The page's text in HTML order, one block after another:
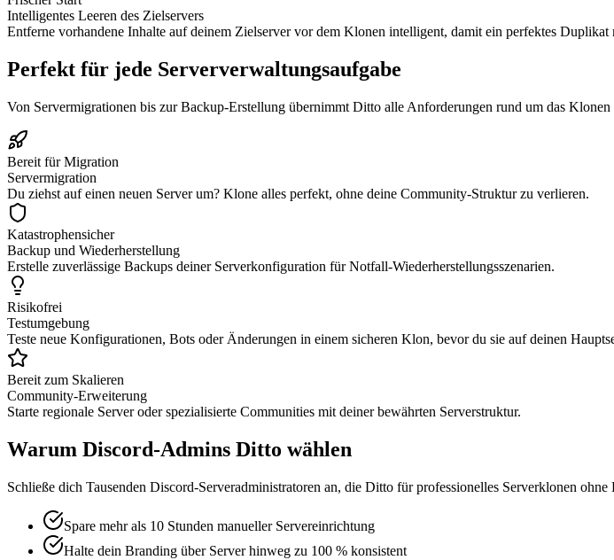
Intelligentes Leeren des Zielservers
Entferne vorhandene Inhalte auf deinem Zielserver vor dem Klonen intelligent, damit ein perfektes Duplikat
Perfekt für jede Serververwaltungsaufgabe
Von Servermigrationen bis zur Backup-Erstellung übernimmt Ditto alle Anforderungen rund um das
Bereit für Migration
Servermigration
Du ziehst auf einen neuen Server um? Klone alles perfekt, ohne deine Community-Struktur zu verlieren.
Katastrophensicher
Backup und Wiederherstellung
Erstelle zuverlässige Backups deiner Serverkonfiguration für Notfall-Wiederherstellungsszenarien.
Risikofrei
Testumgebung
Teste neue Konfigurationen, Bots oder Änderungen in einem sicheren Klon, bevor du sie auf deinen
Bereit zum Skalieren
Community-Erweiterung
Starte regionale Server oder spezialisierte Communities mit deiner bewährten Serverstruktur.
Warum Discord-Admins Ditto wählen
Schließe dich Tausenden Discord-Serveradministratoren an, die Ditto für professionelles Serverklonen
Spare mehr als 10 Stunden manueller Servereinrichtung
Halte dein Branding über Server hinweg zu 100 % konsistent